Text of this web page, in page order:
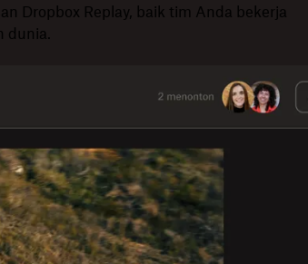
Dropbox Replay, baik tim Anda bekerja
dunia.